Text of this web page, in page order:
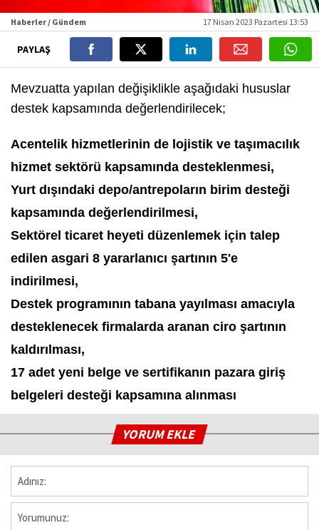
Haberler / Gündem 17 Nisan 2023 Pazartesi 13:53
PAYLAŞ
Mevzuatta yapılan değişiklikle aşağıdaki hususlar
destek kapsamında değerlendirilecek;
Acentelik hizmetlerinin de lojistik ve taşımacılık
hizmet sektörü kapsamında desteklenmesi,
Yurt dışındaki depo/antrepoların birim desteği
kapsamında değerlendirilmesi,
Sektörel ticaret heyeti düzenlemek için talep
edilen asgari 8 yararlanıcı şartının 5'e
indirilmesi,
Destek programının tabana yayılması amacıyla
desteklenecek firmalarda aranan ciro şartının
kaldırılması,
17 adet yeni belge ve sertifikanın pazara giriş
belgeleri desteği kapsamına alınması
YORUM EKLE